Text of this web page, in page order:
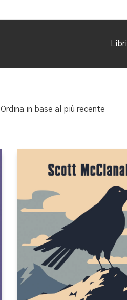
Libri
Ordina in base al più recente